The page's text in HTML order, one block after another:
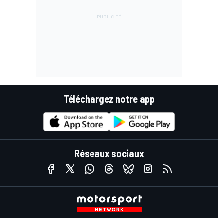
Téléchargez notre app
Réseaux sociaux